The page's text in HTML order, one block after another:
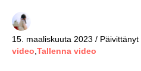
15. maaliskuuta 2023 / Päivittänyt
video Tallenna video